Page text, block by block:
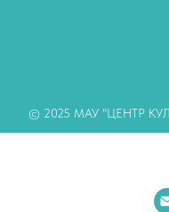
© 2025 МАУ "ЦЕНТР